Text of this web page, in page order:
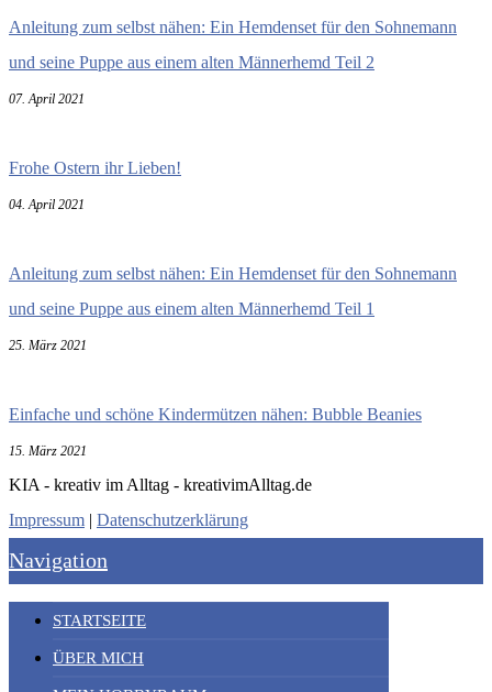
Anleitung zum selbst nähen: Ein Hemdenset für den Sohnemann
und seine Puppe aus einem alten Männerhemd Teil 2
07. April 2021
Frohe Ostern ihr Lieben!
04. April 2021
Anleitung zum selbst nähen: Ein Hemdenset für den Sohnemann
und seine Puppe aus einem alten Männerhemd Teil 1
25. März 2021
Einfache und schöne Kindermützen nähen: Bubble Beanies
15. März 2021
KIA - kreativ im Alltag - kreativimAlltag.de
Impressum | Datenschutzerklärung
Navigation
STARTSEITE
ÜBER MICH